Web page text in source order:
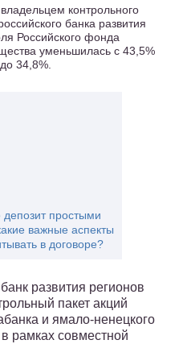
контрольного
банка развития
Российского фонда
уменьшилась с 43,5%
до 34,8%.
депозит простыми
важные аспекты
в договоре?
развития регионов
пакет акций
и ямало-ненецкого
рамках совместной